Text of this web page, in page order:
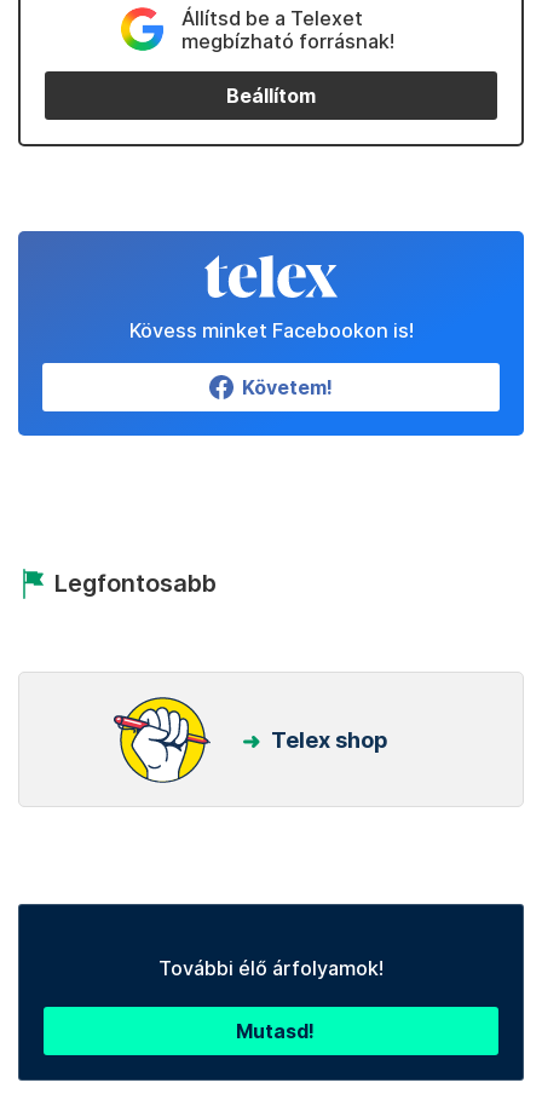
Állítsd be a Telexet
megbízható forrásnak!
Beállítom
Kövess minket Facebookon is!
Követem!
Legfontosabb
Telex shop
További élő árfolyamok!
Mutasd!